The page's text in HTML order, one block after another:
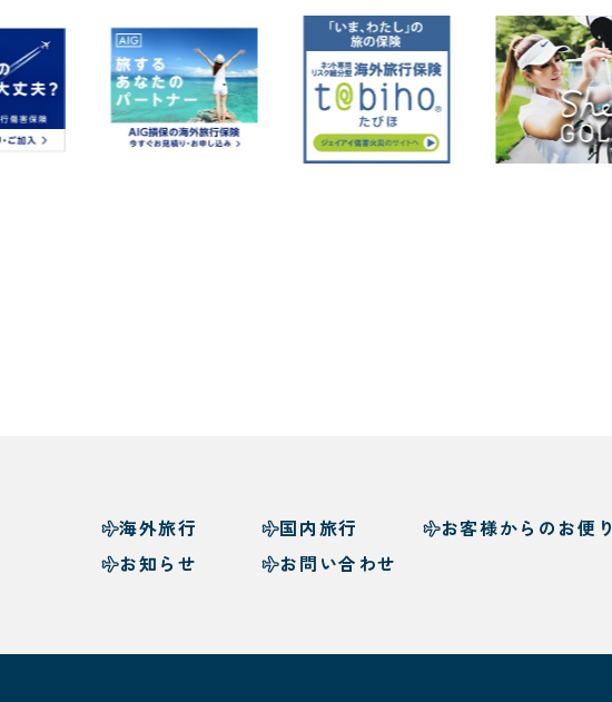
海外旅行 国内旅行 お客様からのお便り
お知らせ
お問い合わせ